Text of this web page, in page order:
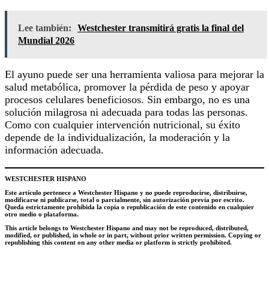
Lee también:
Westchester transmitirá gratis la final del
Mundial 2026
El ayuno puede ser una herramienta valiosa para mejorar la
salud metabólica, promover la pérdida de peso y apoyar
procesos celulares beneficiosos. Sin embargo, no es una
solución milagrosa ni adecuada para todas las personas.
Como con cualquier intervención nutricional, su éxito
depende de la individualización, la moderación y la
información adecuada.
WESTCHESTER HISPANO
Este artículo pertenece a Westchester Hispano y no puede reproducirse, distribuirse,
modificarse ni publicarse, total o parcialmente, sin autorización previa por escrito.
Queda estrictamente prohibida la copia o republicación de este contenido en cualquier
otro medio o plataforma.
This article belongs to Westchester Hispano and may not be reproduced, distributed,
modified, or published, in whole or in part, without prior written permission. Copying or
republishing this content on any other media or platform is strictly prohibited.